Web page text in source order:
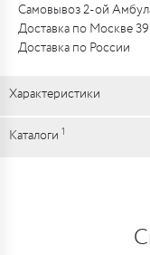
Самовывоз 2-ой
Доставка по Москве
Доставка по России
Характеристики
Каталоги 1